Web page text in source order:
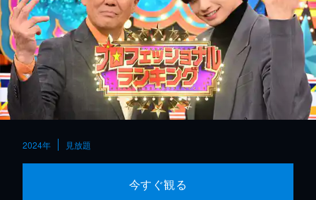
2024年 見放題
今すぐ観る